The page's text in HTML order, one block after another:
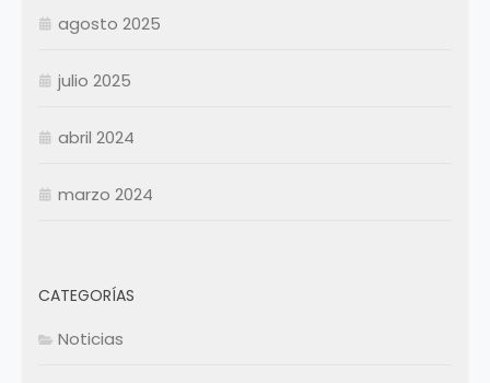
agosto 2025
julio 2025
abril 2024
marzo 2024
CATEGORÍAS
Noticias